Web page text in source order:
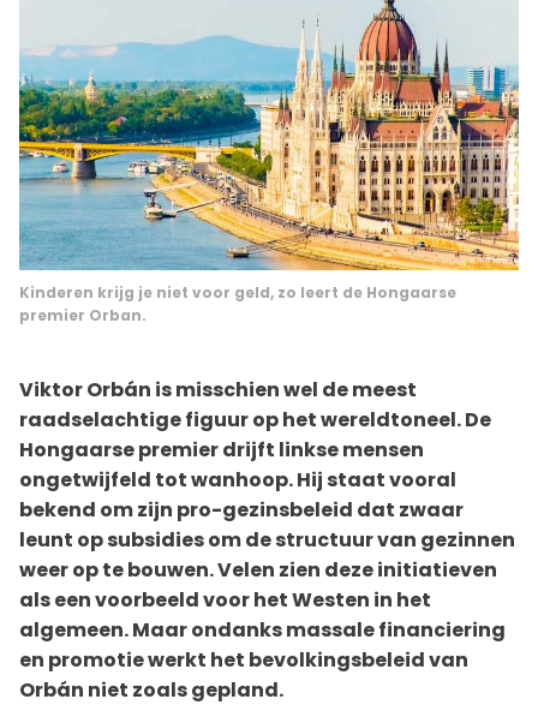
Kinderen krijg je niet voor geld, zo leert de Hongaarse
premier Orban.
Viktor Orbán is misschien wel de meest
raadselachtige figuur op het wereldtoneel. De
Hongaarse premier drijft linkse mensen
ongetwijfeld tot wanhoop. Hij staat vooral
bekend om zijn pro-gezinsbeleid dat zwaar
leunt op subsidies om de structuur van gezinnen
weer op te bouwen. Velen zien deze initiatieven
als een voorbeeld voor het Westen in het
algemeen.Maar ondanks massale financiering
en promotie werkt het bevolkingsbeleid van
Orbán niet zoals gepland.